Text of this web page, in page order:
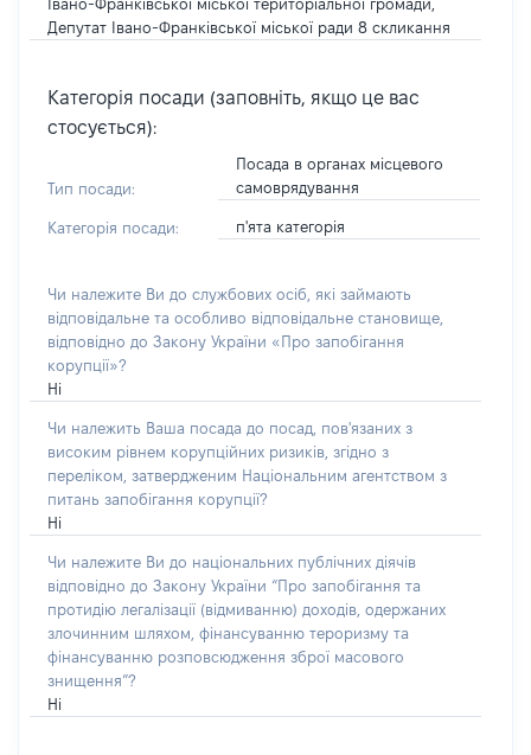
Івано-Франківської міської територіальної громади,
Депутат Івано-Франківської міської ради 8 скликання
Категорія посади (заповніть, якщо це вас
стосується):
Тип посади:
Посада в органах місцевого
самоврядування
Категорія посади: п'ята категорія
Чи належите Ви до службових осіб, які займають
відповідальне та особливо відповідальне становище,
відповідно до Закону України «Про запобігання
корупції»?
Ні
Чи належить Ваша посада до посад, пов'язаних з
високим рівнем корупційних ризиків, згідно з
переліком, затвердженим Національним агентством з
питань запобігання корупції?
Ні
Чи належите Ви до національних публічних діячів
відповідно до Закону України “Про запобігання та
протидію легалізації (відмиванню) доходів, одержаних
злочинним шляхом, фінансуванню тероризму та
фінансуванню розповсюдження зброї масового
знищення”?
Ні